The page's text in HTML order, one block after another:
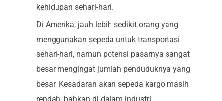
kehidupan sehari-hari.
Di Amerika, jauh lebih sedikit orang yang
menggunakan sepeda untuk transportasi
sehari-hari, namun potensi pasarnya sangat
besar mengingat jumlah penduduknya yang
besar. Kesadaran akan sepeda kargo masih
rendah, bahkan di dalam industri.